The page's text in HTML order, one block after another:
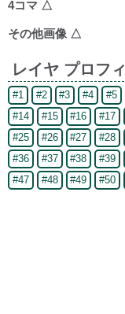
4コマ △
その他画像 △
レイヤ プロフ
#1 #2 #3 #4 #5
#14
#15 #16 #17
#25
#26 #27 #28
#36
#37 #38 #39
#47
#48 #49 #50